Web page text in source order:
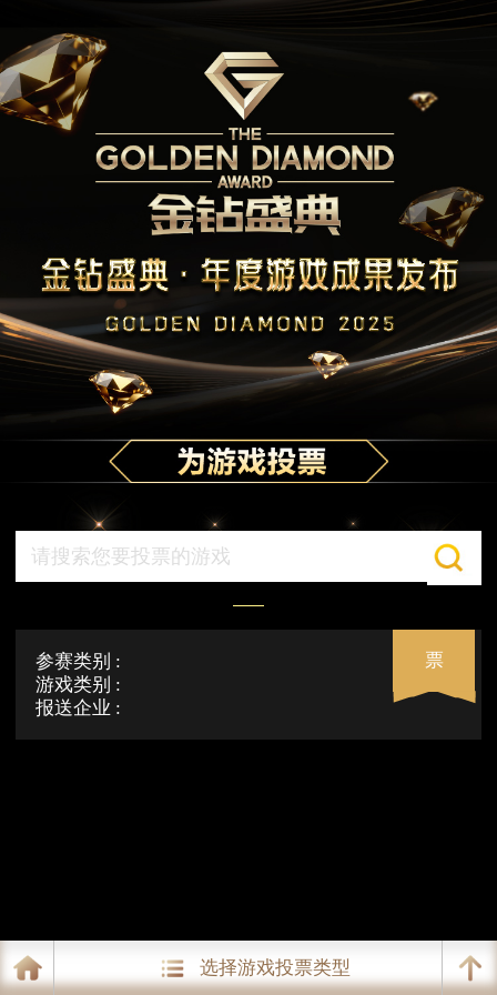
参赛类别 :
游戏类别 :
报送企业 :
票
选择游戏投票类型